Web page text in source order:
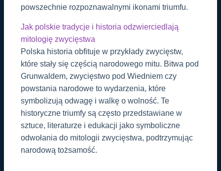
powszechnie rozpoznawalnymi ikonami triumfu.
Jak polskie tradycje i historia odzwierciedlają
mitologię zwycięstwa
Polska historia obfituje w przykłady zwycięstw,
które stały się częścią narodowego mitu. Bitwa pod
Grunwaldem, zwycięstwo pod Wiedniem czy
powstania narodowe to wydarzenia, które
symbolizują odwagę i walkę o wolność. Te
historyczne triumfy są często przedstawiane w
sztuce, literaturze i edukacji jako symboliczne
odwołania do mitologii zwycięstwa, podtrzymując
narodową tożsamość.